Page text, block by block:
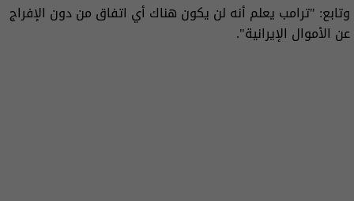
وتابع: "ترامب يعلم أنه لن يكون هناك أي اتفاق من دون الإفراج
عن الأموال الإيرانية".